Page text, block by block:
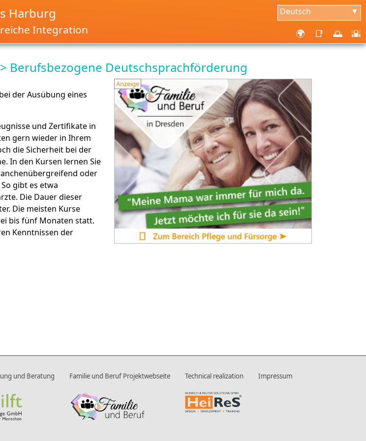
Deutsch ▼
Harburg
Integration 🌍 📑 🌅 🌇
Berufsbezogene Deutschsprachförderung
der Ausübung eines
und Zertifikate in
gern wieder in Ihrem
die Sicherheit bei der
In den Kursen lernen Sie
oder
gibt es etwa
Die Dauer dieser
Die meisten Kurse
bis fünf Monaten statt.
Kenntnissen der
Anzeige
und Beratung Familie und Beruf Projektwebseite Technical realization Impressum